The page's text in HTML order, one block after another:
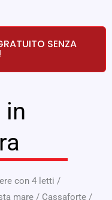
SENZA
in
con 4 letti /
mare / Cassaforte /